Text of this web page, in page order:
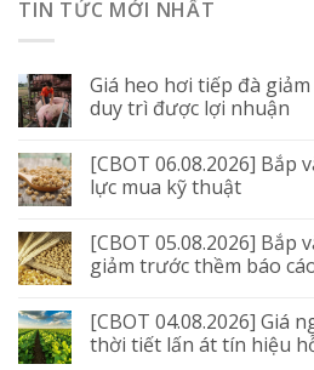
TIN TỨC MỚI NHẤT
Giá heo hơi tiếp đà
duy trì được lợi nhuận
[CBOT 06.08.2026] Bắp
lực mua kỹ thuật
[CBOT 05.08.2026] Bắp
giảm trước thềm báo
[CBOT 04.08.2026] Giá
thời tiết lấn át tín hiệu